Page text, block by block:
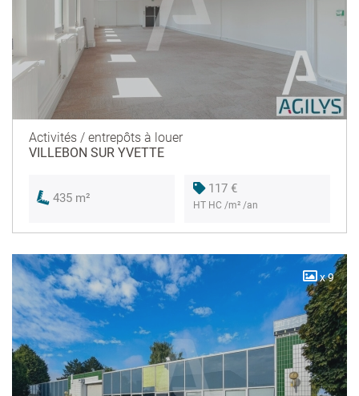
Activités / entrepôts à louer
VILLEBON SUR YVETTE
435 m²
117 €
HT HC /m² /an
x 9